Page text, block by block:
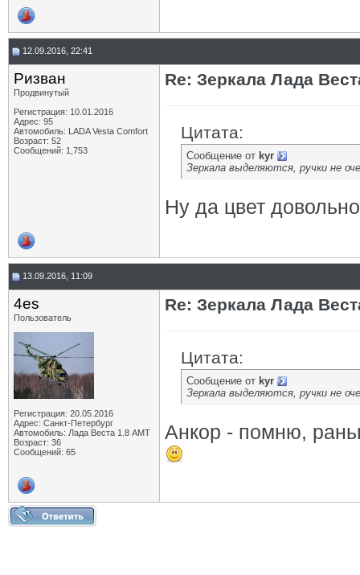
12.09.2016, 22:41
Ризван
Продвинутый
Регистрация: 10.01.2016
Адрес: 95
Автомобиль: LADA Vesta Сomfort
Возраст: 52
Сообщений: 1,753
Re: Зеркала Лада
Цитата:
Сообщение от kyr
Зеркала выделяются, ручки не
Ну да цвет
13.09.2016, 11:09
4es
Пользователь
Регистрация: 20.05.2016
Адрес: Санкт-Петербург
Автомобиль: Лада Веста 1.8 АМТ
Возраст: 36
Сообщений: 65
Re: Зеркала Лада
Цитата:
Сообщение от kyr
Зеркала выделяются, ручки не
Анкор - помню,